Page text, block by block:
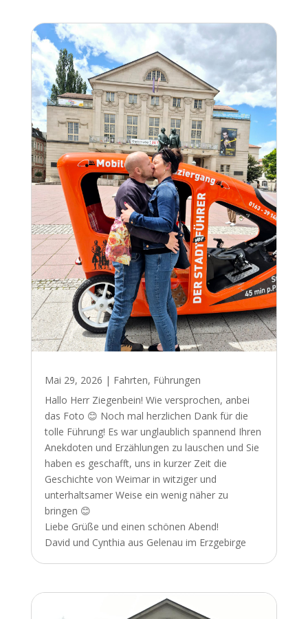
Mai 29, 2026 | Fahrten, Führungen
Hallo Herr Ziegenbein! Wie versprochen, anbei
das Foto 😊 Noch mal herzlichen Dank für die
tolle Führung! Es war unglaublich spannend Ihren
Anekdoten und Erzählungen zu lauschen und Sie
haben es geschafft, uns in kurzer Zeit die
Geschichte von Weimar in witziger und
unterhaltsamer Weise ein wenig näher zu
bringen 😊
Liebe Grüße und einen schönen Abend!
David und Cynthia aus Gelenau im Erzgebirge